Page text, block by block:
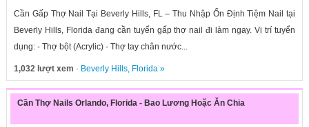
Cần Gấp Thợ Nail Tại Beverly Hills, FL – Thu Nhập Ổn Định Tiệm Nail tại
Beverly Hills, Florida đang cần tuyển gấp thợ nail đi làm ngay. Vị trí tuyển
dụng: - Thợ bột (Acrylic) - Thợ tay chân nước...
1,032 lượt xem · Beverly Hills, Florida»
Cần Thợ Nails Orlando, Florida - Bao Lương Hoặc Ăn Chia